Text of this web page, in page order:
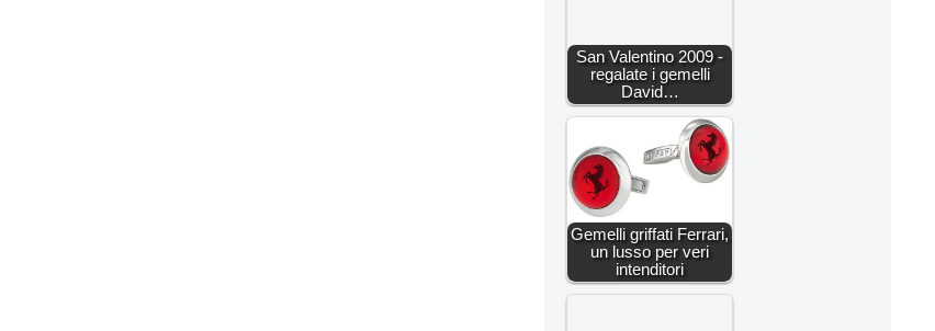
San Valentino 2009 -
regalate i gemelli
David…
Gemelli griffati Ferrari,
un lusso per veri
intenditori